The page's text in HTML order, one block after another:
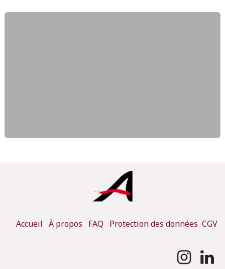
Accueil À propos FAQ Protection des données CGV